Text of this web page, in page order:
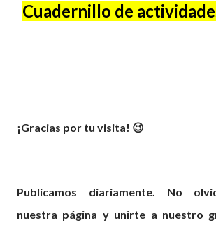
Cuadernillo de
¡Gracias por tu visita! 😉
Publicamos diariamente. No
nuestra página y unirte a nuestro